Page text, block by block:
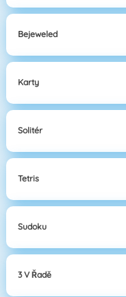
Bejeweled
Karty
Solitér
Tetris
Sudoku
3 V Řadě